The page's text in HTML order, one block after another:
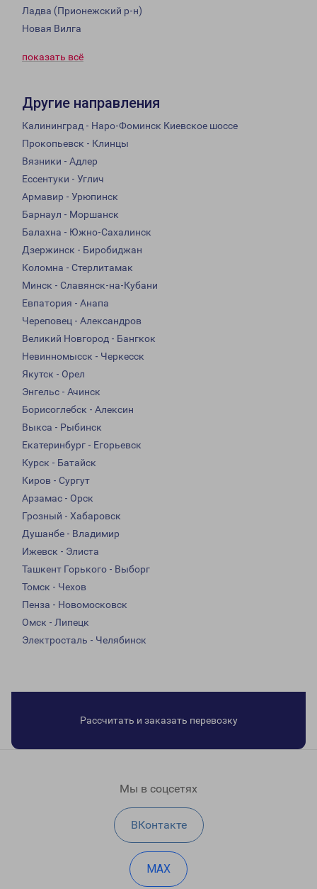
Ладва (Прионежский р-н)
Новая Вилга
показать всё
Другие направления
Калининград - Наро-Фоминск Киевское шоссе
Прокопьевск - Клинцы
Вязники - Адлер
Ессентуки - Углич
Армавир - Урюпинск
Барнаул - Моршанск
Балахна - Южно-Сахалинск
Дзержинск - Биробиджан
Коломна - Стерлитамак
Минск - Славянск-на-Кубани
Евпатория - Анапа
Череповец - Александров
Великий Новгород - Бангкок
Невинномысск - Черкесск
Якутск - Орел
Энгельс - Ачинск
Борисоглебск - Алексин
Выкса - Рыбинск
Екатеринбург - Егорьевск
Курск - Батайск
Киров - Сургут
Арзамас - Орск
Грозный - Хабаровск
Душанбе - Владимир
Ижевск - Элиста
Ташкент Горького - Выборг
Томск - Чехов
Пенза - Новомосковск
Омск - Липецк
Электросталь - Челябинск
Рассчитать и заказать перевозку
Мы в соцсетях
ВКонтакте
MAX